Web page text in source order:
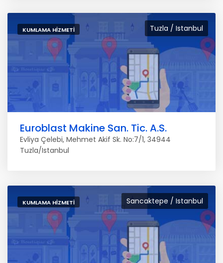
Tuzla / Istanbul
KUMLAMA HIZMETI
Euroblast Makine San. Tic. A.S.
Evliya Çelebi, Mehmet Akif Sk. No:7/1, 34944
Tuzla/Istanbul
Sancaktepe / Istanbul
KUMLAMA HIZMETI